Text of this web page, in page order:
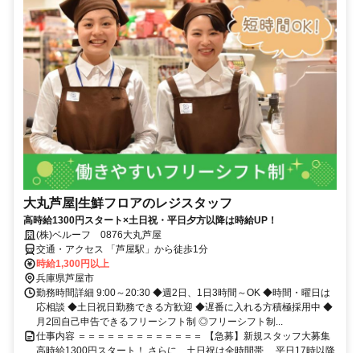
大丸芦屋|生鮮フロアのレジスタッフ
高時給1300円スタート×土日祝・平日夕方以降は時給UP！
(株)ベルーフ 0876大丸芦屋
交通・アクセス 「芦屋駅」から徒歩1分
時給1,300円以上
兵庫県芦屋市
勤務時間詳細 9:00～20:30 ◆週2日、1日3時間～OK ◆時間・曜日は
応相談 ◆土日祝日勤務できる方歓迎 ◆遅番に入れる方積極採用中 ◆
月2回自己申告できるフリーシフト制 ◎フリーシフト制...
仕事内容 ＝＝＝＝＝＝＝＝＝＝＝＝＝ 【急募】新規スタッフ大募集